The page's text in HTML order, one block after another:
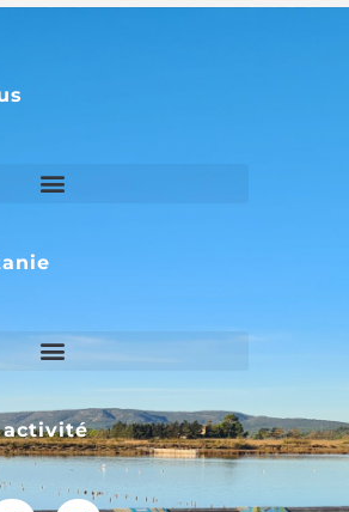
activité